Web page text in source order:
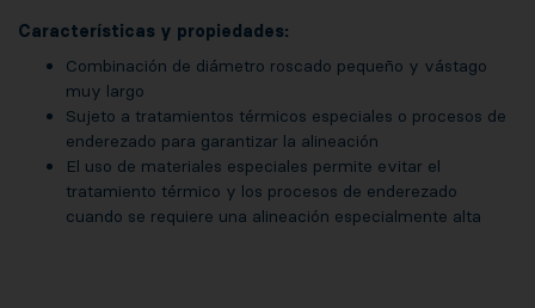
Características y propiedades:
Combinación de diámetro roscado pequeño y vástago
muy largo
Sujeto a tratamientos térmicos especiales o procesos de
enderezado para garantizar la alineación
El uso de materiales especiales permite evitar el
tratamiento térmico y los procesos de enderezado
cuando se requiere una alineación especialmente alta